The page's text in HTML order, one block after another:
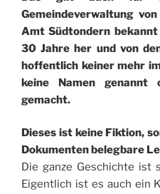
Gemeindeverwaltung
Amt Südtondern
30 Jahre her und von
hoffentlich keiner mehr
keine Namen genannt
gemacht.
Dieses ist keine Fiktion,
Dokumenten belegbare
Die ganze Geschichte ist
Eigentlich ist es auch ein